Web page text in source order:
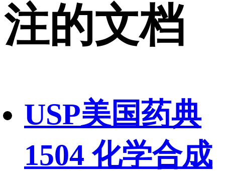
注的文档
USP美国药典
1504 化学合成